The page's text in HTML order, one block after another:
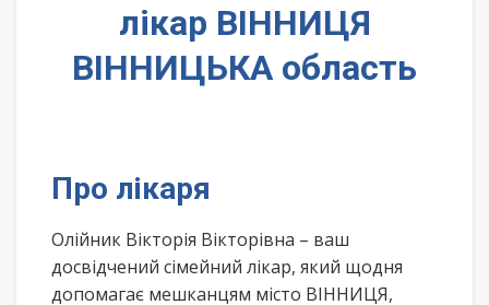
лікар ВІННИЦЯ
ВІННИЦЬКА область
Про лікаря
Олійник Вікторія Вікторівна – ваш
досвідчений сімейний лікар, який щодня
допомагає мешканцям місто ВІННИЦЯ,